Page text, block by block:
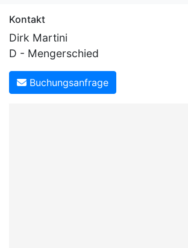
Kontakt
Dirk Martini
D - Mengerschied
Buchungsanfrage